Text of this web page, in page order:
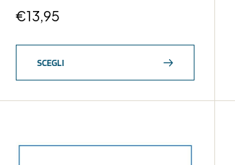
€13,95
SCEGLI